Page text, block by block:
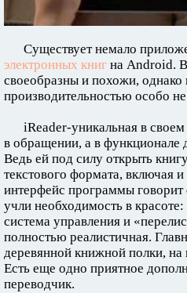
Существует немало
электронных книг на Android.
своеобразны и похожи,
производительностью особо
iReader-уникальная в
в обращении, а в функционале
Ведь ей под силу открыть
текстового формата, включая
интерфейс программы
учли необходимость в
система управления и
полностью реалистичная.
деревянной книжной полки,
Есть еще одно приятное
переводчик.